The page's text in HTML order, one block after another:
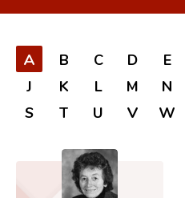
Foire aux questions
Contact
A B C D E
J
K L M N
S
T U V W